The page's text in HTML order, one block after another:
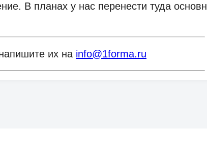
В планах у нас перенести туда
их на info@1forma.ru